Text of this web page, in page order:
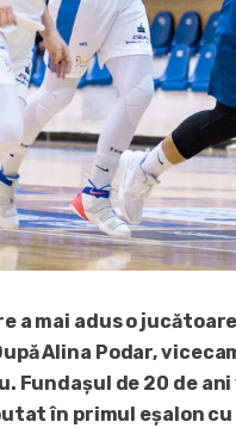
a mai adus o
Alina Podar,
Fundașul de 20 de
în primul eșalon